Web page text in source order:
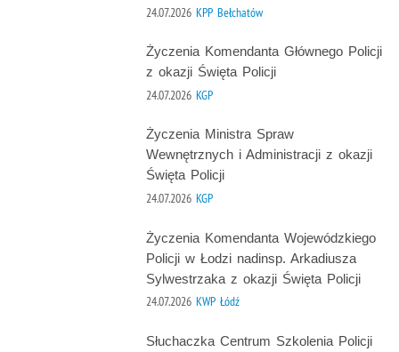
24.07.2026 KPP Bełchatów
Życzenia Komendanta Głównego Policji
z okazji Święta Policji
24.07.2026 KGP
Życzenia Ministra Spraw
Wewnętrznych i Administracji z okazji
Święta Policji
24.07.2026 KGP
Życzenia Komendanta Wojewódzkiego
Policji w Łodzi nadinsp. Arkadiusza
Sylwestrzaka z okazji Święta Policji
24.07.2026 KWP Łódź
Słuchaczka Centrum Szkolenia Policji